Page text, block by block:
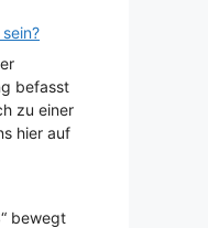
befasst
zu einer
hier auf
bewegt